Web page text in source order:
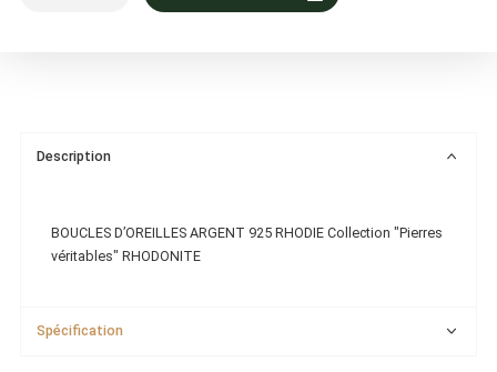
Description
BOUCLES D’OREILLES ARGENT 925 RHODIE Collection "Pierres
véritables" RHODONITE
Spécification